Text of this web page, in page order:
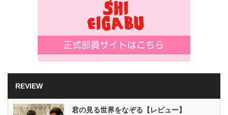
REVIEW
君の見る世界をなぞる【レビュー】